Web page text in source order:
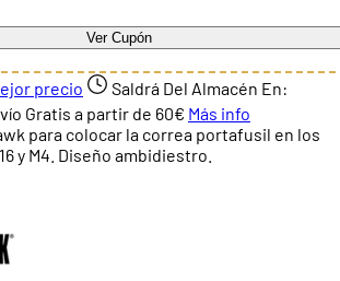
Ver Cupón
precio
Saldrá Del Almacén En:
Gratis a partir de 60€ Más info
para colocar la correa portafusil en los
y M4. Diseño ambidiestro.